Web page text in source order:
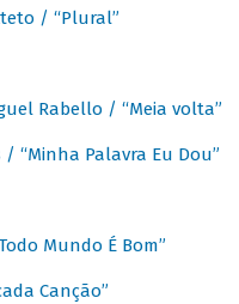
/ “Plural”
Rabello / “Meia volta”
“Minha Palavra Eu Dou”
Mundo É Bom”
Canção”